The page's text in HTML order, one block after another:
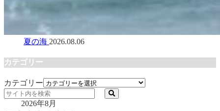
夏の海 2026.08.06
カテゴリー
カテゴリー
2026年8月